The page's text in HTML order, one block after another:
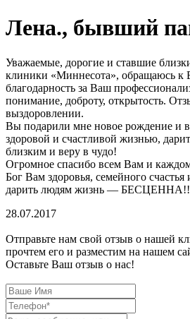
Лена., бывший
Уважаемые, дорогие и ставшие
клиники «Миннесота», обращаюсь к
благодарность за Ваш
понимание, доброту, открытость.
выздоровлении.
Вы подарили мне новое рождение и
здоровой и счастливой жизнью,
близким и веру в чудо!
Огромное спасибо всем Вам и
Бог Вам здоровья, семейного
дарить людям жизнь —
28.07.2017
Отправьте нам свой отзыв о нашей
прочтем его и разместим на нашем
Оставьте Ваш отзыв о нас!